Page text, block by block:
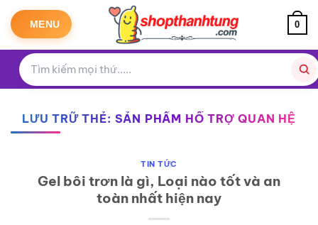
qua
dung
MENU 0
LƯU TRỮ THẺ: SẢN PHẨM HỖ TRỢ QUAN HỆ
TIN TỨC
Gel bôi trơn là gì, Loại nào tốt và an
toàn nhất hiện nay